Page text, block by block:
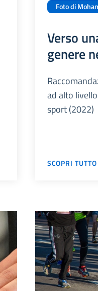
Foto di
Verso
genere
ad alto
sport (2022)
SCOPRI TUTTO